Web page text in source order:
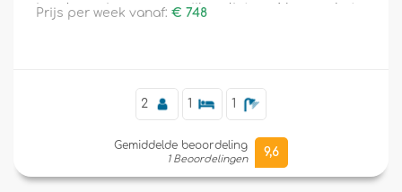
is gelegen in een woonwijk en ligt op 4 km van het
Prijs per week vanaf: € 748
2 1 1
Gemiddelde beoordeling
1 Beoordelingen
9,6